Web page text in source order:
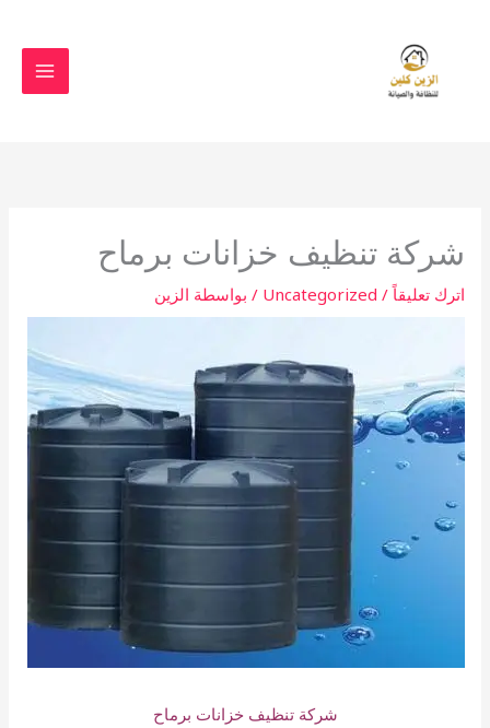
شركة تنظيف خزانات برماح
اترك تعليقاً /
Uncategorized / بواسطة الزين
شركة تنظيف خزانات برماح